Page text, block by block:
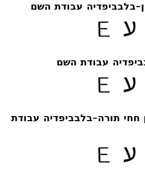
עבודת השם
עבודת השם
חחי תורה–בלבביפדיה עבודת